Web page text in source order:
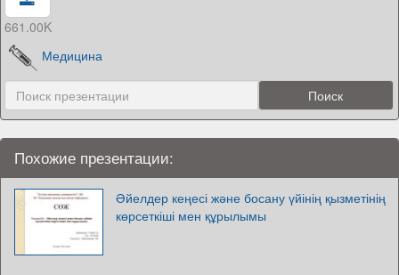
661.00K
Медицина
Похожие презентации:
Әйелдер кеңесі және босану үйінің қызметінің
көрсеткіші мен құрылымы